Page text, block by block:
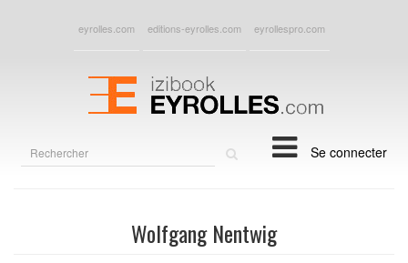
eyrolles.com editions-eyrolles.com eyrollespro.com
Se connecter
Wolfgang Nentwig